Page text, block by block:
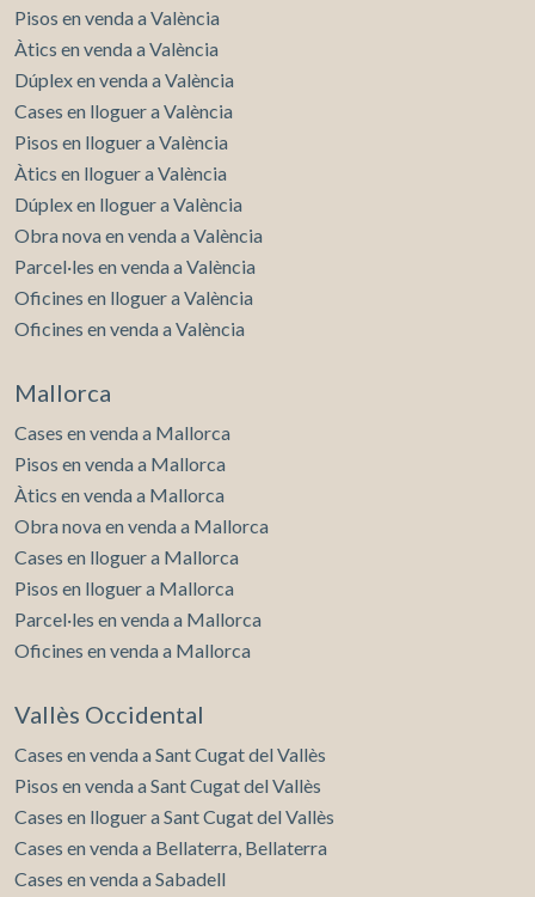
Pisos en venda a València
Àtics en venda a València
Dúplex en venda a València
Cases en lloguer a València
Pisos en lloguer a València
Àtics en lloguer a València
Dúplex en lloguer a València
Obra nova en venda a València
Parcel·les en venda a València
Oficines en lloguer a València
Oficines en venda a València
Mallorca
Cases en venda a Mallorca
Pisos en venda a Mallorca
Àtics en venda a Mallorca
Obra nova en venda a Mallorca
Cases en lloguer a Mallorca
Pisos en lloguer a Mallorca
Parcel·les en venda a Mallorca
Oficines en venda a Mallorca
Vallès Occidental
Cases en venda a Sant Cugat del Vallès
Pisos en venda a Sant Cugat del Vallès
Cases en lloguer a Sant Cugat del Vallès
Cases en venda a Bellaterra, Bellaterra
Cases en venda a Sabadell